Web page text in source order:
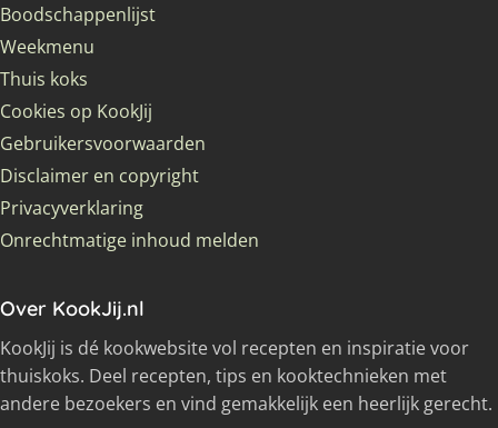
Boodschappenlijst
Weekmenu
Thuis koks
Cookies op KookJij
Gebruikersvoorwaarden
Disclaimer en copyright
Privacyverklaring
Onrechtmatige inhoud melden
Over KookJij.nl
KookJij is dé kookwebsite vol recepten en inspiratie voor
thuiskoks. Deel recepten, tips en kooktechnieken met
andere bezoekers en vind gemakkelijk een heerlijk gerecht.